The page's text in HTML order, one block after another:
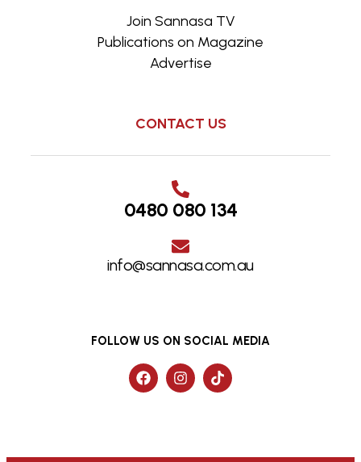
Join Sannasa TV
Publications on Magazine
Advertise
CONTACT US
0480 080 134
info@sannasa.com.au
FOLLOW US ON SOCIAL MEDIA